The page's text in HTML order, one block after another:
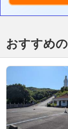
おすすめ